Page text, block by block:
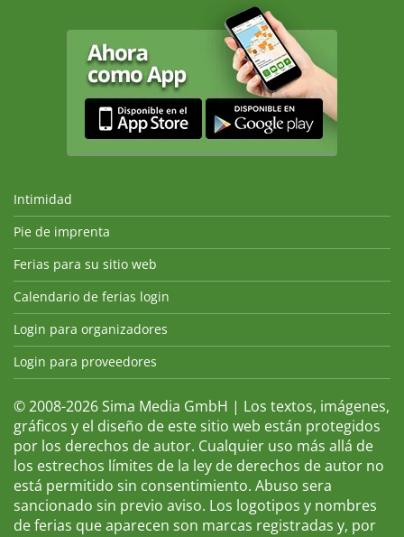
Intimidad
Pie de imprenta
Ferias para su sitio web
Calendario de ferias login
Login para organizadores
Login para proveedores
© 2008-2026 Sima Media GmbH | Los textos, imágenes,
gráficos y el diseño de este sitio web están protegidos
por los derechos de autor. Cualquier uso más allá de
los estrechos límites de la ley de derechos de autor no
está permitido sin consentimiento. Abuso sera
sancionado sin previo aviso. Los logotipos y nombres
de ferias que aparecen son marcas registradas y, por